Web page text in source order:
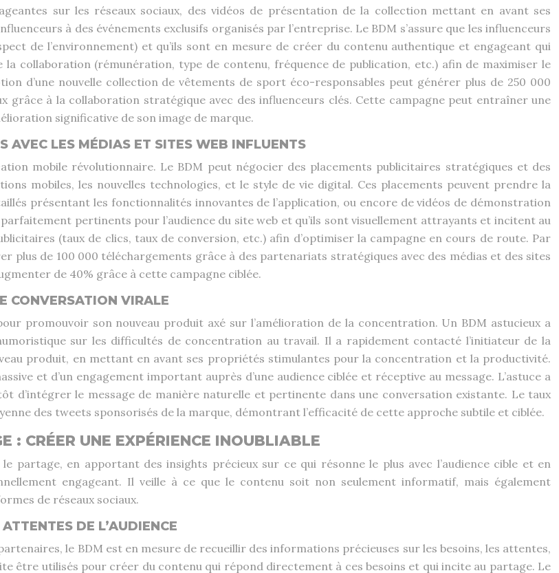
sur les réseaux sociaux, des vidéos de présentation de la collection mettant en avant ses
à des événements exclusifs organisés par l’entreprise. Le BDM s’assure que les influenceurs
de l’environnement) et qu’ils sont en mesure de créer du contenu authentique et engageant qui
collaboration (rémunération, type de contenu, fréquence de publication, etc.) afin de maximiser le
d’une nouvelle collection de vêtements de sport éco-responsables peut générer plus de 250 000
grâce à la collaboration stratégique avec des influenceurs clés. Cette campagne peut entraîner une
significative de son image de marque.
AVEC LES MÉDIAS ET SITES WEB INFLUENTS
mobile révolutionnaire. Le BDM peut négocier des placements publicitaires stratégiques et des
mobiles, les nouvelles technologies, et le style de vie digital. Ces placements peuvent prendre la
présentant les fonctionnalités innovantes de l’application, ou encore de vidéos de démonstration
pertinents pour l’audience du site web et qu’ils sont visuellement attrayants et incitent au
(taux de clics, taux de conversion, etc.) afin d’optimiser la campagne en cours de route. Par
plus de 100 000 téléchargements grâce à des partenariats stratégiques avec des médias et des sites
de 40% grâce à cette campagne ciblée.
CONVERSATION VIRALE
promouvoir son nouveau produit axé sur l’amélioration de la concentration. Un BDM astucieux a
sur les difficultés de concentration au travail. Il a rapidement contacté l’initiateur de la
produit, en mettant en avant ses propriétés stimulantes pour la concentration et la productivité.
et d’un engagement important auprès d’une audience ciblée et réceptive au message. L’astuce a
d’intégrer le message de manière naturelle et pertinente dans une conversation existante. Le taux
des tweets sponsorisés de la marque, démontrant l’efficacité de cette approche subtile et ciblée.
: CRÉER UNE EXPÉRIENCE INOUBLIABLE
partage, en apportant des insights précieux sur ce qui résonne le plus avec l’audience cible et en
engageant. Il veille à ce que le contenu soit non seulement informatif, mais également
de réseaux sociaux.
DE L’AUDIENCE
le BDM est en mesure de recueillir des informations précieuses sur les besoins, les attentes,
être utilisés pour créer du contenu qui répond directement à ces besoins et qui incite au partage. Le